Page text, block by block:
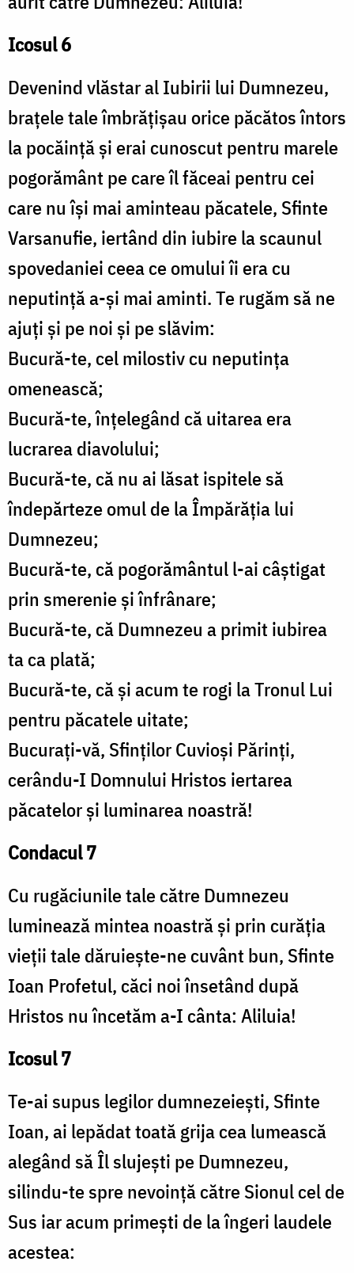
Icosul 6
Devenind vlăstar al Iubirii lui Dumnezeu,
brațele tale îmbrățișau orice păcătos întors
la pocăință și erai cunoscut pentru marele
pogorământ pe care îl făceai pentru cei
care nu își mai aminteau păcatele, Sfinte
Varsanufie, iertând din iubire la scaunul
spovedaniei ceea ce omului îi era cu
neputință a-și mai aminti. Te rugăm să ne
ajuți și pe noi și pe slăvim:
Bucură-te, cel milostiv cu neputința
omenească;
Bucură-te, înțelegând că uitarea era
lucrarea diavolului;
Bucură-te, că nu ai lăsat ispitele să
îndepărteze omul de la Împărăția lui
Dumnezeu;
Bucură-te, că pogorământul l-ai câștigat
prin smerenie și înfrânare;
Bucură-te, că Dumnezeu a primit iubirea
ta ca plată;
Bucură-te, că și acum te rogi la Tronul Lui
pentru păcatele uitate;
Bucurați-vă, Sfinților Cuvioși Părinți,
cerându-I Domnului Hristos iertarea
păcatelor și luminarea noastră!
Condacul 7
Cu rugăciunile tale către Dumnezeu
luminează mintea noastră și prin curăția
vieții tale dăruiește-ne cuvânt bun, Sfinte
Ioan Profetul, căci noi însetând după
Hristos nu încetăm a-I cânta: Aliluia!
Icosul 7
Te-ai supus legilor dumnezeiești, Sfinte
Ioan, ai lepădat toată grija cea lumească
alegând să Îl slujești pe Dumnezeu,
silindu-te spre nevoință către Sionul cel de
Sus iar acum primești de la îngeri laudele
acestea: